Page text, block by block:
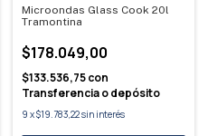
Microondas Glass Cook 20l
Tramontina
$178.049,00
$133.536,75con
Transferencia o depósito
9 x$19.783,22sin interés